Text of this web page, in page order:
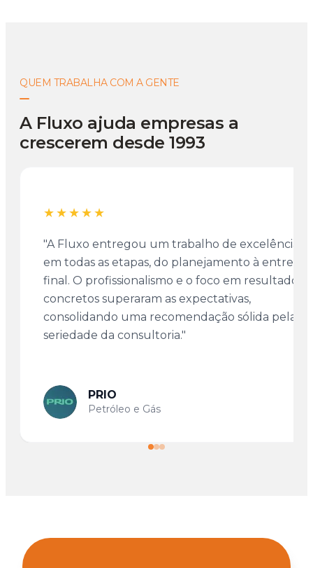
QUEM TRABALHA COM A GENTE
A Fluxo ajuda empresas a
crescerem desde 1993
★★★★★
"A Fluxo entregou um trabalho de excelência
em todas as etapas, do planejamento à entrega
final. O profissionalismo e o foco em resultados
concretos superaram as expectativas,
consolidando uma recomendação sólida pela
seriedade da consultoria."
PRIO
Petróleo e Gás